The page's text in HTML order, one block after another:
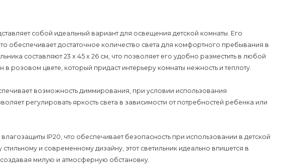
собой идеальный вариант для освещения детской комнаты. Его
обеспечивает достаточное количество света для комфортного пребывания в
составляют 23 x 45 x 26 см, что позволяет его удобно разместить в любой
в розовом цвете, который придаст интерьеру комнаты нежность и теплоту.
возможность диммирования, при условии использования
регулировать яркость света в зависимости от потребностей ребенка или
IP20, что обеспечивает безопасность при использовании в детской
и современному дизайну, этот светильник идеально впишется в
милую и атмосферную обстановку.